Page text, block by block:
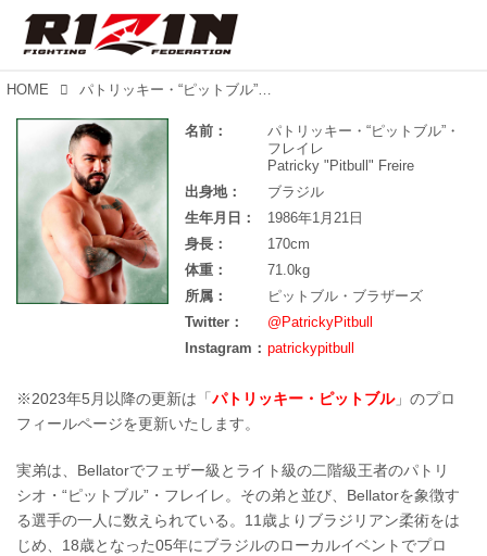
HOME パトリッキー・“ピットブル”・フレイレ
名前：
パトリッキー・“ピットブル”・
フレイレ
Patricky "Pitbull" Freire
出身地：
ブラジル
生年月日：
1986年1月21日
身長：
170cm
体重：
71.0kg
所属：
ピットブル・ブラザーズ
Twitter：
Instagram： patrickypitbull
※2023年5月以降の更新は「 パトリッキー・ピットブル」のプロ
フィールページを更新いたします。
実弟は、Bellatorでフェザー級とライト級の二階級王者のパトリ
シオ・“ピットブル”・フレイレ。その弟と並び、Bellatorを象徴す
る選手の一人に数えられている。11歳よりブラジリアン柔術をは
じめ、18歳となった05年にブラジルのローカルイベントでプロ